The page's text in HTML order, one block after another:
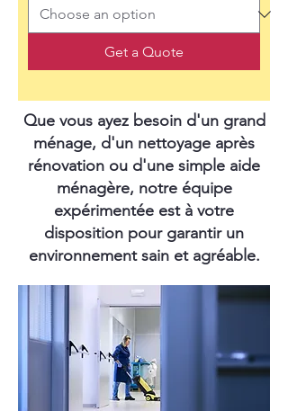
Get a Quote
Que vous ayez besoin d'un grand
ménage, d'un nettoyage après
rénovation ou d'une simple aide
ménagère, notre équipe
expérimentée est à votre
disposition pour garantir un
environnement sain et agréable.